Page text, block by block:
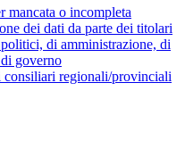
mancata o incompleta
dei dati da parte dei titolari
di amministrazione, di
governo
regionali/provinciali